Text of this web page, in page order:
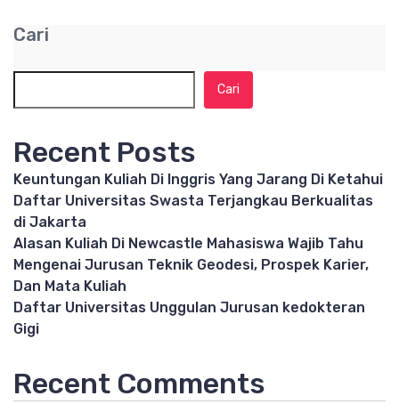
Cari
Cari
Recent Posts
Keuntungan Kuliah Di Inggris Yang Jarang Di Ketahui
Daftar Universitas Swasta Terjangkau Berkualitas
di Jakarta
Alasan Kuliah Di Newcastle Mahasiswa Wajib Tahu
Mengenai Jurusan Teknik Geodesi, Prospek Karier,
Dan Mata Kuliah
Daftar Universitas Unggulan Jurusan kedokteran
Gigi
Recent Comments